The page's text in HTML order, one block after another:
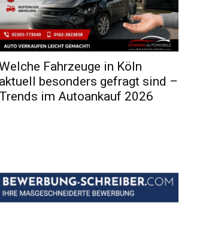
Fahrzeuge in Köln
aktuell besonders gefragt sind –
Trends im Autoankauf 2026